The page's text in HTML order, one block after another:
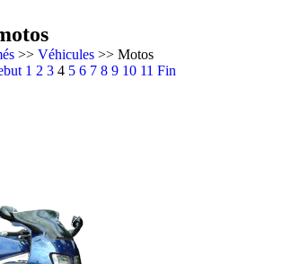
>> Véhicules >> Motos
1 2 3 4 5 6 7 8 9 10 11 Fin